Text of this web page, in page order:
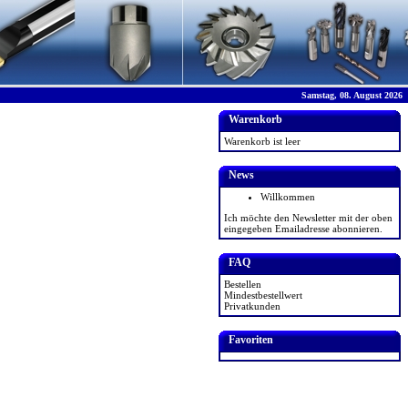
Samstag, 08. August 2026
Warenkorb
Warenkorb ist leer
News
Willkommen
Ich möchte den Newsletter mit der oben
eingegeben Emailadresse abonnieren.
FAQ
Bestellen
Mindestbestellwert
Privatkunden
Favoriten